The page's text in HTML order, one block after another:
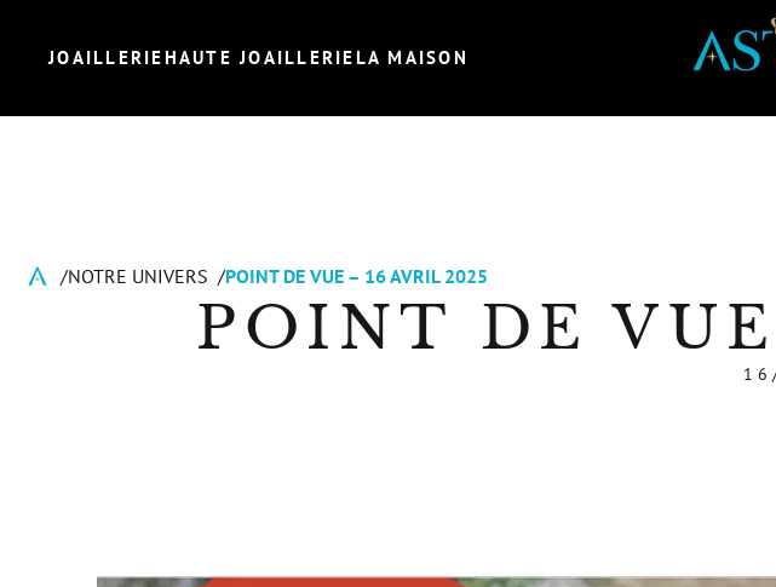
JOAILLERIEHAUTE JOAILLERIELA MAISON
NOTRE UNIVERS POINT DE VUE – 16 AVRIL 2025
POINT DE